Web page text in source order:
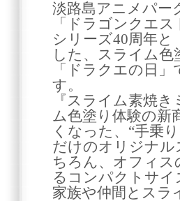
淡路島アニメパー
「ドラゴンクエ
シリーズ40周年
した、スライム色
「ドラクエの日
す。
『スライム素焼
ム色塗り体験の新
くなった、“手乗
だけのオリジナ
ちろん、オフィ
るコンパクトサ
家族や仲間とスラ